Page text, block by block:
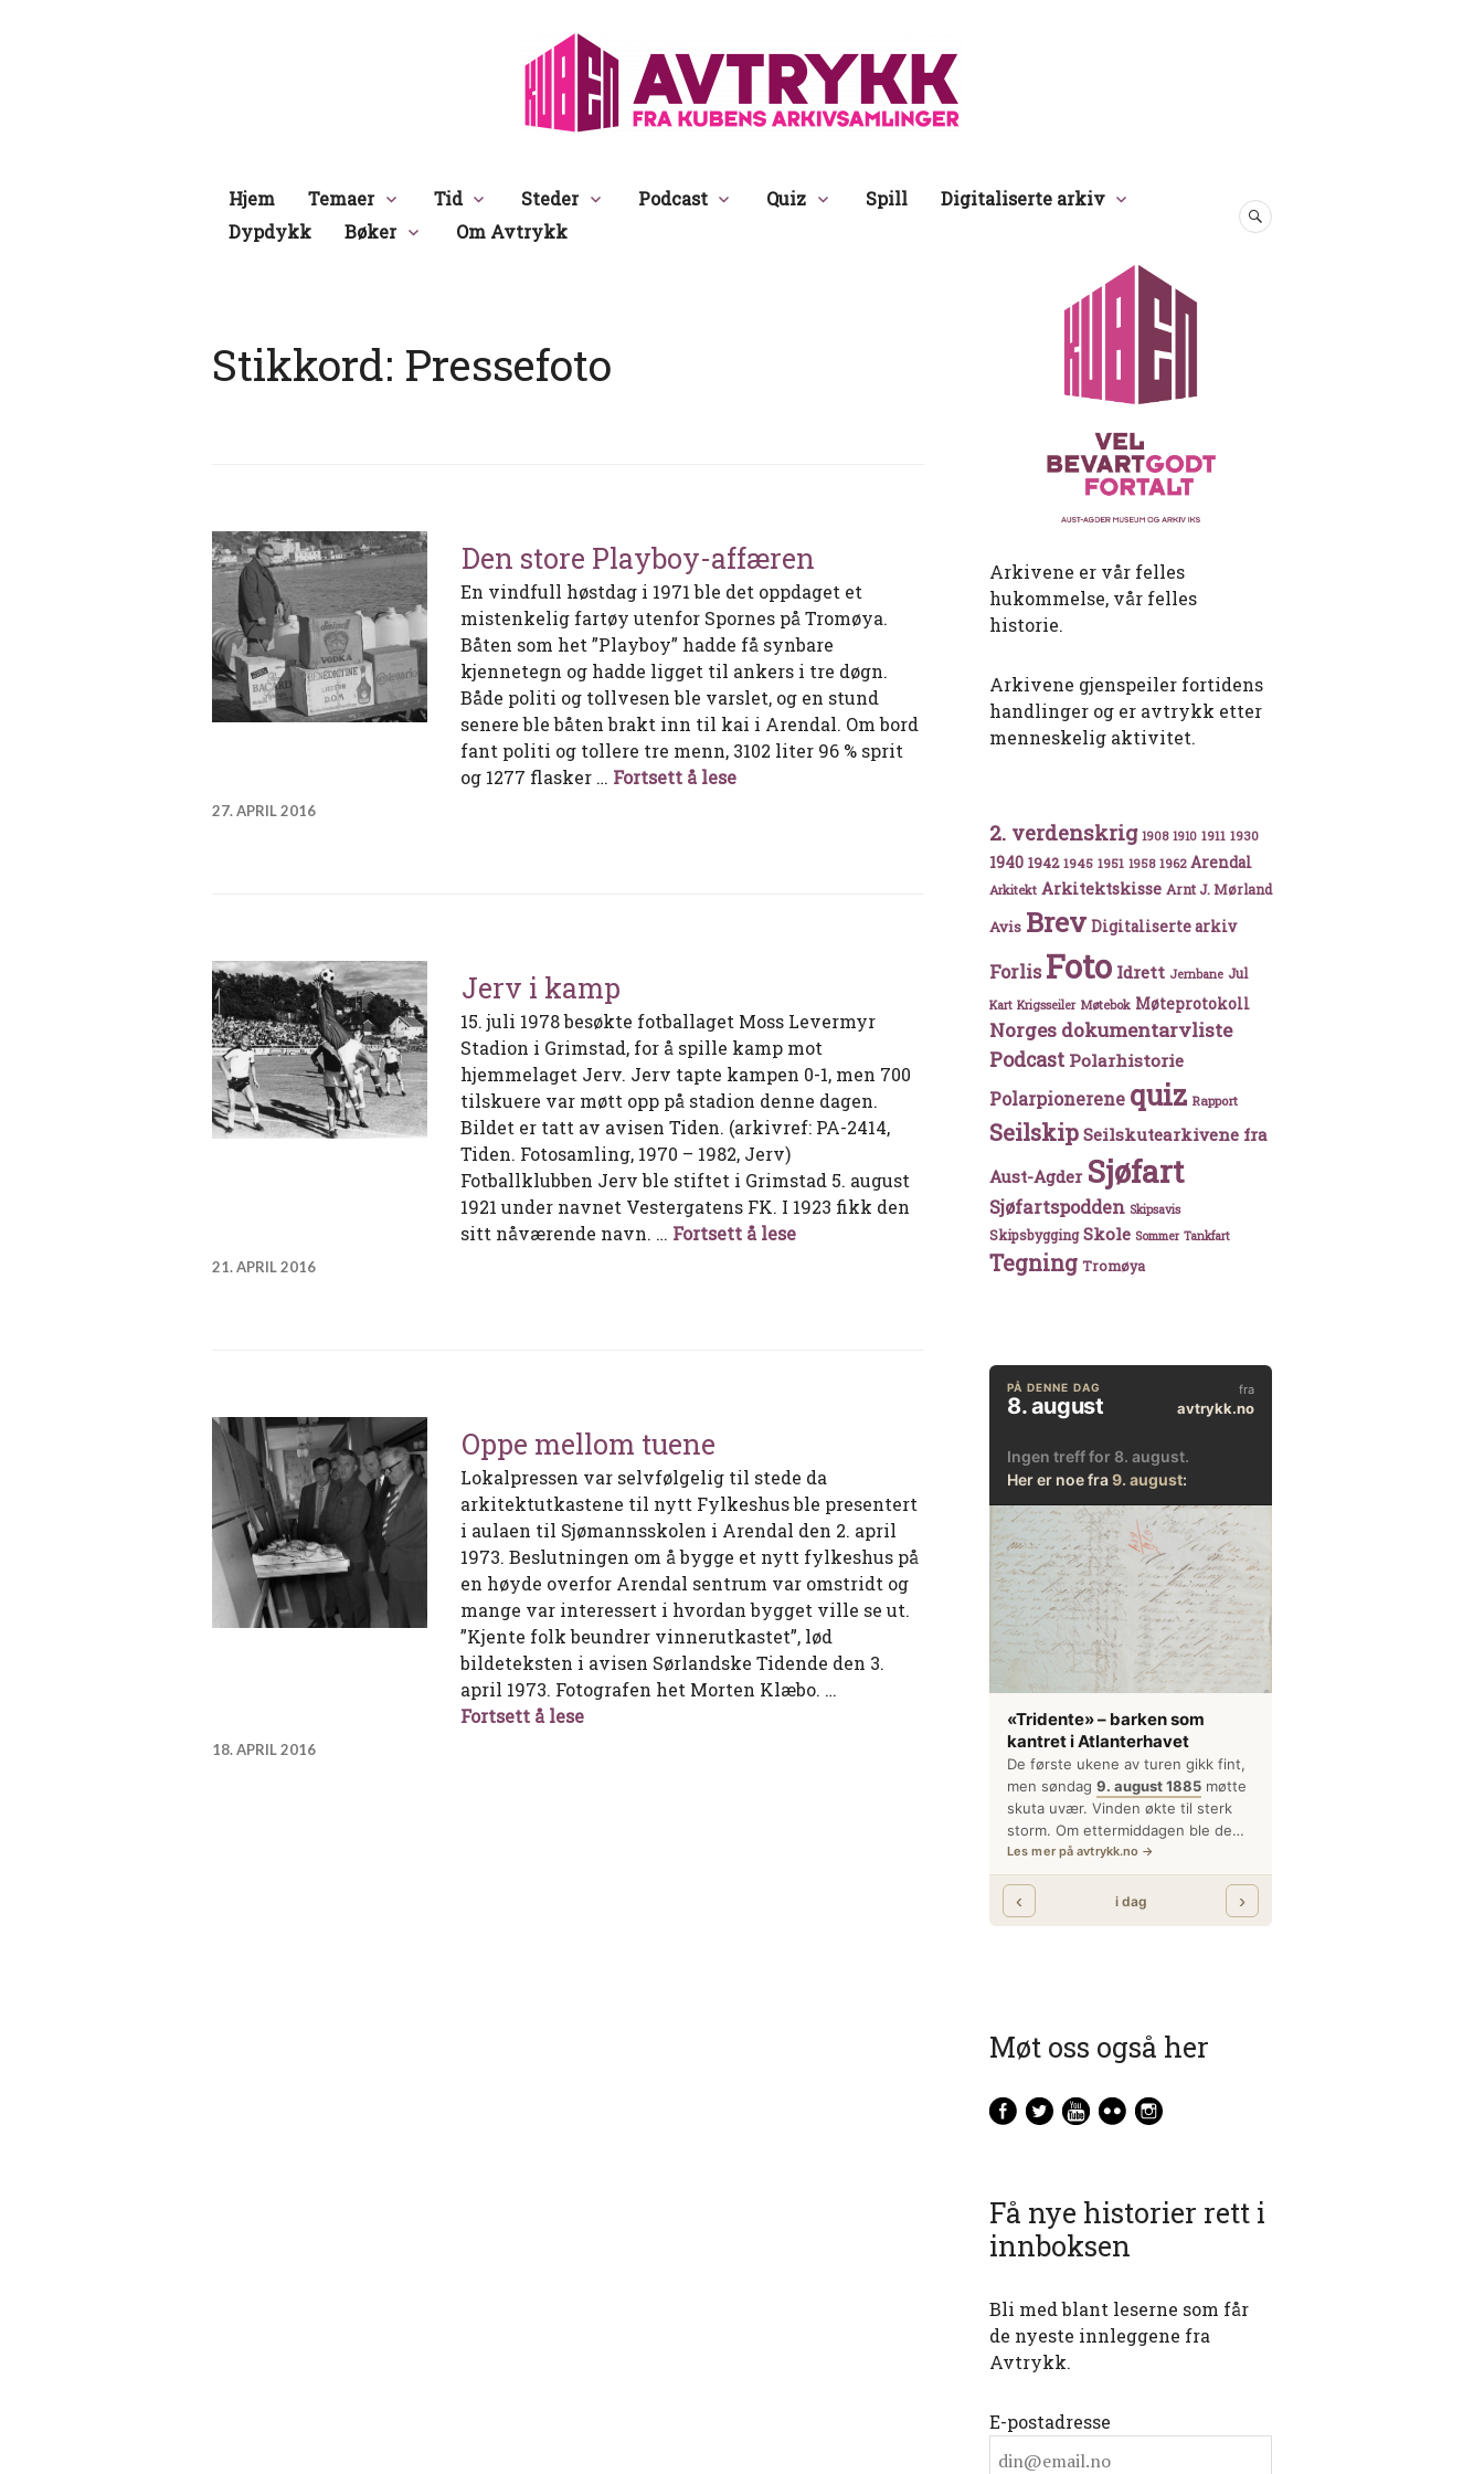
Avtrykk
Hjem Temaer Tid Steder Podcast Quiz Spill
Digitaliserte arkiv
Dypdykk
Bøker Om Avtrykk
SØK
Stikkord: Pressefoto
Den store Playboy-affæren
En vindfull høstdag i 1971 ble det oppdaget et
mistenkelig fartøy utenfor Spornes på Tromøya.
Båten som het ”Playboy” hadde få synbare
kjennetegn og hadde ligget til ankers i tre døgn.
Både politi og tollvesen ble varslet, og en stund
senere ble båten brakt inn til kai i Arendal. Om bord
fant politi og tollere tre menn, 3102 liter 96 % sprit
og 1277 flasker … Fortsett å leseDen store Playboy-affæren
27. APRIL 2016
Jerv i kamp
15. juli 1978 besøkte fotballaget Moss Levermyr
Stadion i Grimstad, for å spille kamp mot
hjemmelaget Jerv. Jerv tapte kampen 0-1, men 700
tilskuere var møtt opp på stadion denne dagen.
Bildet er tatt av avisen Tiden. (arkivref: PA-2414,
Tiden. Fotosamling, 1970 – 1982, Jerv)
Fotballklubben Jerv ble stiftet i Grimstad 5. august
1921 under navnet Vestergatens FK. I 1923 fikk den
sitt nåværende navn. … Fortsett å leseJerv i kamp
21. APRIL 2016
Oppe mellom tuene
Lokalpressen var selvfølgelig til stede da
arkitektutkastene til nytt Fylkeshus ble presentert
i aulaen til Sjømannsskolen i Arendal den 2. april
1973. Beslutningen om å bygge et nytt fylkeshus på
en høyde overfor Arendal sentrum var omstridt og
mange var interessert i hvordan bygget ville se ut.
”Kjente folk beundrer vinnerutkastet”, lød
bildeteksten i avisen Sørlandske Tidende den 3.
april 1973. Fotografen het Morten Klæbo. …
Fortsett å leseOppe mellom tuene
18. APRIL 2016
Arkivene er vår felles
hukommelse, vår felles
historie.
Arkivene gjenspeiler fortidens
handlinger og er avtrykk etter
menneskelig aktivitet.
2. verdenskrig 1908 1910 1911 1930
1940 1942 1945 1951 1958 1962 Arendal
Arkitekt Arkitektskisse Arnt J. Mørland
Avis Brev Digitaliserte arkiv
Forlis Foto Idrett Jernbane Jul
Kart Krigsseiler Møtebok Møteprotokoll
Norges dokumentarvliste
Podcast Polarhistorie
Polarpionerene quiz Rapport
Seilskip Seilskutearkivene fra
Aust-Agder Sjøfart
Sjøfartspodden Skipsavis
Skipsbygging Skole Sommer Tankfart
Tegning Tromøya
Møt oss også her
Få nye historier rett i
innboksen
Bli med blant leserne som får
de nyeste innleggene fra
Avtrykk.
E-postadresse